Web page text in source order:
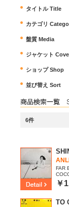
タイトル Title
カテゴリ
盤質 Media
ジャケット
ショップ Shop
並び替え Sort
6件
FAR
72
￥
TO